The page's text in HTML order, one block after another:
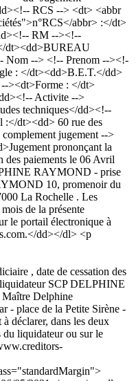
RCS --> <dt> <abbr
abbr> :</dt>
RM --><!--
dt><dd>BUREAU
--> <!-- Prenom --><!-
: </dt><dd>B.E.T.</dd>
><dt>Forme : </dt>
Activite -->
techniques</dd><!--
:</dt><dd> 60 rue des
jugement -->
prononçant la
des paiements le 06 Avril
RAYMOND - prise
10, promenoir du
La Rochelle . Les
de la présente
le portail électronique à
dd></dl> <p
, date de cessation des
SCP DELPHINE
Delphine
place de la Petite Sirène -
déclarer, dans les deux
du liquidateur ou sur le